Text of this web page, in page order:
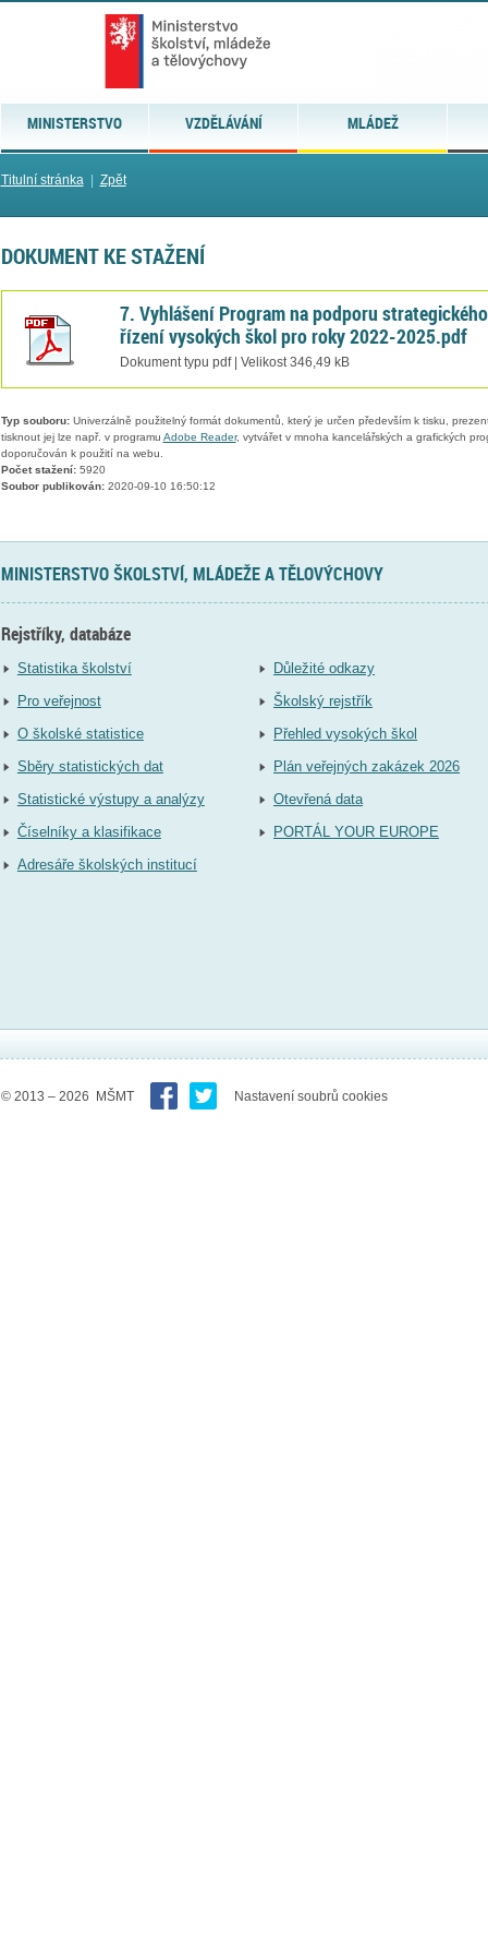
MINISTERSTVO VZDĚLÁVÁNÍ MLÁDEŽ
Titulní stránka| Zpět
DOKUMENT KE STAŽENÍ
7. Vyhlášení Program na podporu strategického
řízení vysokých škol pro roky 2022-2025.pdf
Dokument typu pdf | Velikost 346,49 kB
Typ souboru:Univerzálně použitelný formát dokumentů, který je určen především k tisku,
tisknout jej lze např. v programu Adobe Reader, vytvářet v mnoha kancelářských a grafických
doporučován k použití na webu.
Počet stažení:5920
Soubor publikován:2020-09-10 16:50:12
MINISTERSTVO ŠKOLSTVÍ, MLÁDEŽE A TĚLOVÝCHOVY
Rejstříky, databáze
Statistika školství
Pro veřejnost
O školské statistice
Sběry statistických dat
Statistické výstupy a analýzy
Číselníky a klasifikace
Adresáře školských institucí
Důležité odkazy
Školský rejstřík
Přehled vysokých škol
Plán veřejných zakázek 2026
Otevřená data
PORTÁL YOUR EUROPE
© 2013 – 2026 MŠMT Nastavení soubrů cookies